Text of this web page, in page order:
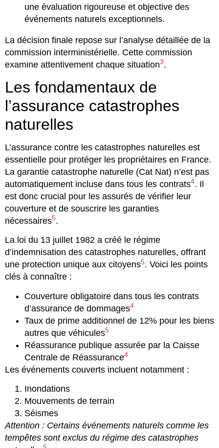
une évaluation rigoureuse et objective des
événements naturels exceptionnels.
La décision finale repose sur l’analyse détaillée de la
commission interministérielle. Cette commission
examine attentivement chaque situation3.
Les fondamentaux de
l’assurance catastrophes
naturelles
L’assurance contre les catastrophes naturelles est
essentielle pour protéger les propriétaires en France.
La garantie catastrophe naturelle (Cat Nat) n’est pas
automatiquement incluse dans tous les contrats4. Il
est donc crucial pour les assurés de vérifier leur
couverture et de souscrire les garanties
nécessaires5.
La loi du 13 juillet 1982 a créé le régime
d’indemnisation des catastrophes naturelles, offrant
une protection unique aux citoyens5. Voici les points
clés à connaître :
Couverture obligatoire dans tous les contrats
d’assurance de dommages4
Taux de prime additionnel de 12% pour les biens
autres que véhicules5
Réassurance publique assurée par la Caisse
Centrale de Réassurance4
Les événements couverts incluent notamment :
Inondations
Mouvements de terrain
Séismes
Attention : Certains événements naturels comme les
tempêtes sont exclus du régime des catastrophes